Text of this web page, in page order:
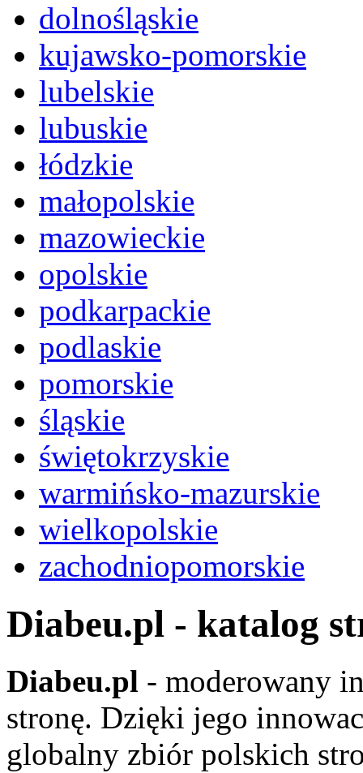
dolnośląskie
kujawsko-pomorskie
lubelskie
lubuskie
łódzkie
małopolskie
mazowieckie
opolskie
podkarpackie
podlaskie
pomorskie
śląskie
świętokrzyskie
warmińsko-mazurskie
wielkopolskie
zachodniopomorskie
Diabeu.pl - katalog
Diabeu.pl - moderowany
stronę. Dzięki jego
globalny zbiór polskich